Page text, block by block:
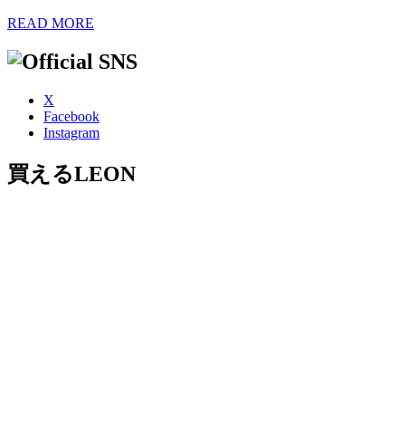
READ MORE
X
Facebook
Instagram
買えるLEON